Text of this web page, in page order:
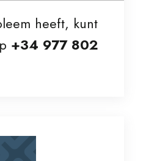
heeft, kunt
+34 977 802